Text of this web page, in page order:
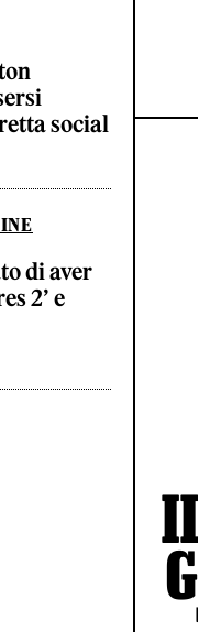
social
di aver
2’ e